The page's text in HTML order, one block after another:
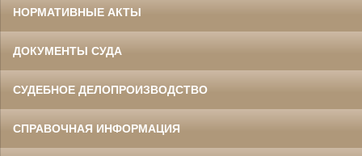
НОРМАТИВНЫЕ АКТЫ
ДОКУМЕНТЫ СУДА
СУДЕБНОЕ ДЕЛОПРОИЗВОДСТВО
СПРАВОЧНАЯ ИНФОРМАЦИЯ